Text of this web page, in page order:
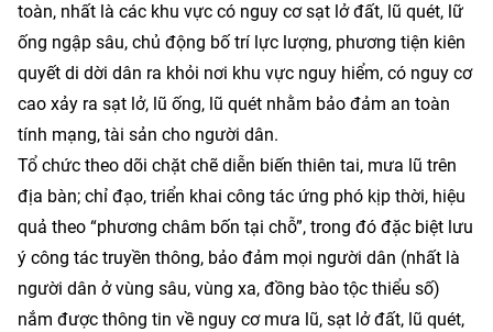
toàn, nhất là các khu vực có nguy cơ sạt lở đất, lũ quét, lữ
ống ngập sâu, chủ động bố trí lực lượng, phương tiện kiên
quyết di dời dân ra khỏi nơi khu vực nguy hiểm, có nguy cơ
cao xảy ra sạt lở, lũ ống, lũ quét nhằm bảo đảm an toàn
tính mạng, tài sản cho người dân.
Tổ chức theo dõi chặt chẽ diễn biến thiên tai, mưa lũ trên
địa bàn; chỉ đạo, triển khai công tác ứng phó kịp thời, hiệu
quả theo “phương châm bốn tại chỗ”, trong đó đặc biệt lưu
ý công tác truyền thông, bảo đảm mọi người dân (nhất là
người dân ở vùng sâu, vùng xa, đồng bào tộc thiểu số)
nắm được thông tin về nguy cơ mưa lũ, sạt lở đất, lũ quét,